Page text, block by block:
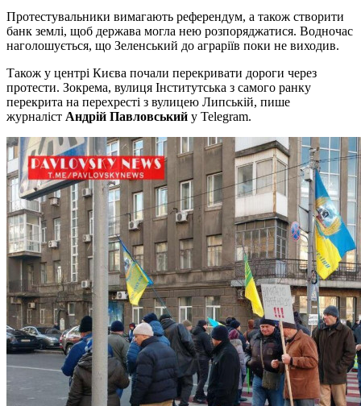
Протестувальники вимагають референдум, а також створити
банк землі, щоб держава могла нею розпоряджатися. Водночас
наголошується, що Зеленський до аграріїв поки не виходив.
Також у центрі Києва почали перекривати дороги через
протести. Зокрема, вулиця Інститутська з самого ранку
перекрита на перехресті з вулицею Липській, пише
журналіст Андрій Павловський у Telegram.